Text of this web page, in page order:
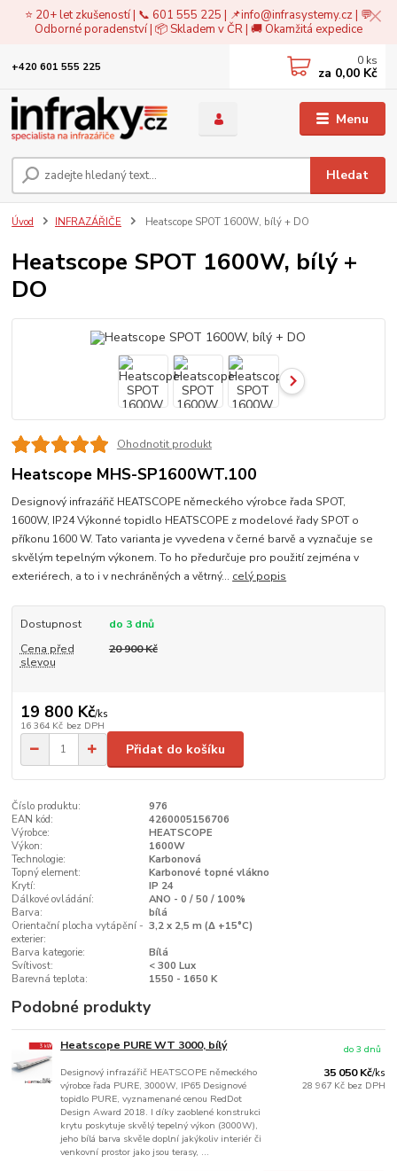
⭐ 20+ let zkušeností | 📞 601 555 225 | 📌info@infrasystemy.cz| 💬
Odborné poradenství | 📦 Skladem v ČR | 🚚 Okamžitá expedice
Menu
Hledat
+420 601 555 225 0 ks
za 0,00 Kč
Úvod INFRAZÁŘIČE Heatscope SPOT 1600W, bílý + DO
Heatscope SPOT 1600W, bílý +
DO
Ohodnotit produkt
Heatscope MHS-SP1600WT.100
Designový infrazářič HEATSCOPE německého výrobce řada SPOT,
1600W, IP24 Výkonné topidlo HEATSCOPE z modelové řady SPOT o
příkonu 1600 W. Tato varianta je vyvedena v černé barvě a vyznačuje se
skvělým tepelným výkonem. To ho předurčuje pro použití zejména v
exteriérech, a to i v nechráněných a větrný... celý popis
Dostupnost
do 3 dnů
Cena před
slevou
20 900 Kč
19 800 Kč/ks
16 364 Kč bez DPH
Přidat do košíku
Číslo produktu:
976
EAN kód:
4260005156706
Výrobce:
HEATSCOPE
Výkon:
1600W
Technologie:
Karbonová
Topný element:
Karbonové topné vlákno
Krytí:
IP 24
Dálkové ovládání:
ANO - 0 / 50 / 100%
Barva:
bílá
Orientační plocha vytápění -
exterier:
3,2 x 2,5 m (Δ +15°C)
Barva kategorie:
Bílá
Svítivost:
< 300 Lux
Barevná teplota:
1550 - 1650 K
Podobné produkty
Heatscope PURE WT 3000, bílý
Designový infrazářič HEATSCOPE německého
výrobce řada PURE, 3000W, IP65 Designové
topidlo PURE, vyznamenané cenou RedDot
Design Award 2018. I díky zaoblené konstrukci
krytu poskytuje skvělý tepelný výkon (3000W),
jeho bílá barva skvěle doplní jakýkoliv interiér či
venkovní prostor jako jsou terasy, ...
35 050 Kč/ks
28 967 Kč bez DPH
do 3 dnů